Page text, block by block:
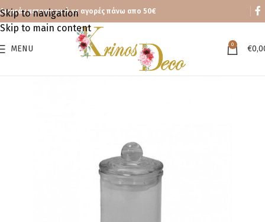
Skip to navigation
Skip to main content
Δωρεάν μεταφορικά με αγορές πάνω απο 50€
MENU 0 €